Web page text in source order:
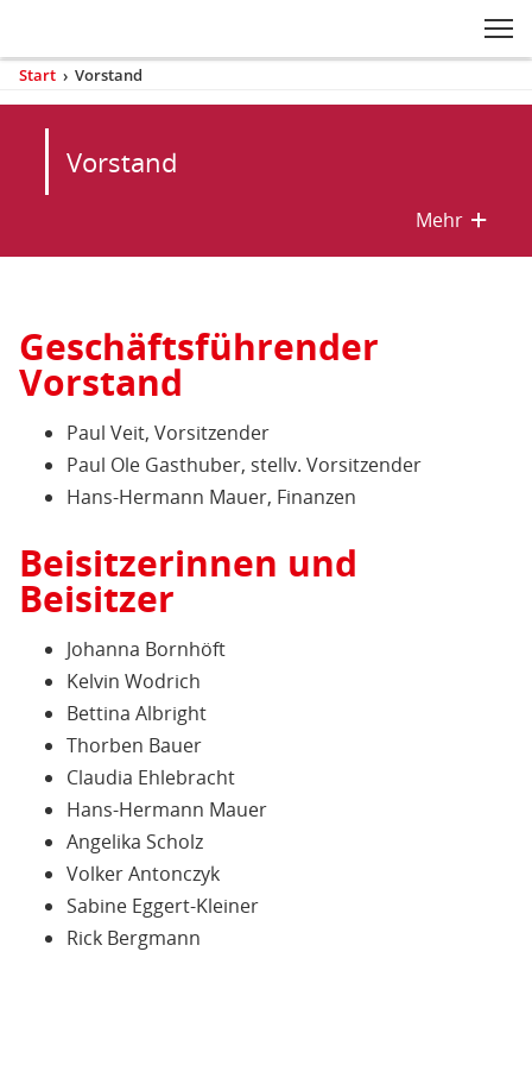
Navigation
Sie
sind
Start › Vorstand
Inhaltsbereich
Vorstand
Mehr
Vorstand
Geschäftsführender
Vorstand
Paul Veit, Vorsitzender
Paul Ole Gasthuber, stellv. Vorsitzender
Hans-Hermann Mauer, Finanzen
Beisitzerinnen und
Beisitzer
Johanna Bornhöft
Kelvin Wodrich
Bettina Albright
Thorben Bauer
Claudia Ehlebracht
Hans-Hermann Mauer
Angelika Scholz
Volker Antonczyk
Sabine Eggert-Kleiner
Rick Bergmann